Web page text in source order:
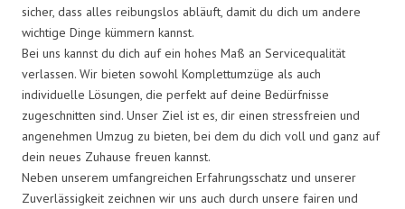
sicher, dass alles reibungslos abläuft, damit du dich um andere
wichtige Dinge kümmern kannst.
Bei uns kannst du dich auf ein hohes Maß an Servicequalität
verlassen. Wir bieten sowohl Komplettumzüge als auch
individuelle Lösungen, die perfekt auf deine Bedürfnisse
zugeschnitten sind. Unser Ziel ist es, dir einen stressfreien und
angenehmen Umzug zu bieten, bei dem du dich voll und ganz auf
dein neues Zuhause freuen kannst.
Neben unserem umfangreichen Erfahrungsschatz und unserer
Zuverlässigkeit zeichnen wir uns auch durch unsere fairen und